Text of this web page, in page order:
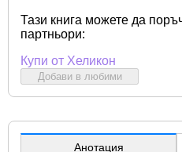
Тази книга можете да
партньори:
Купи от Хеликон
Добави в любими
Анотация